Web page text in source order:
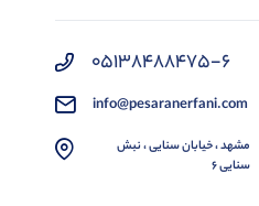
05138488475-6
info@pesaranerfani.com
مشهد ، خیابان سنایی ، نبش
سنایی 6